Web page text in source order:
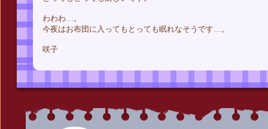
わわわ…。
今夜はお布団に入ってもとっても眠れなそうです…。
咲子